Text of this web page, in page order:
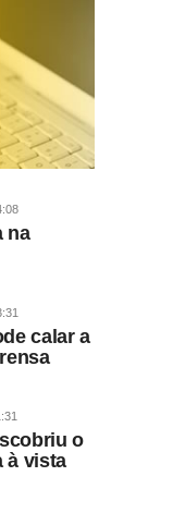
na
calar a
o
à vista